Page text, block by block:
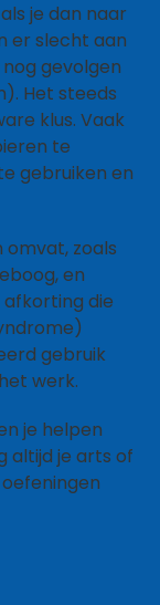
je dan naar
er slecht aan
gevolgen
Het steeds
klus. Vaak
te
gebruiken en
omvat, zoals
en
afkorting die
gebruik
werk.
je helpen
altijd je arts of